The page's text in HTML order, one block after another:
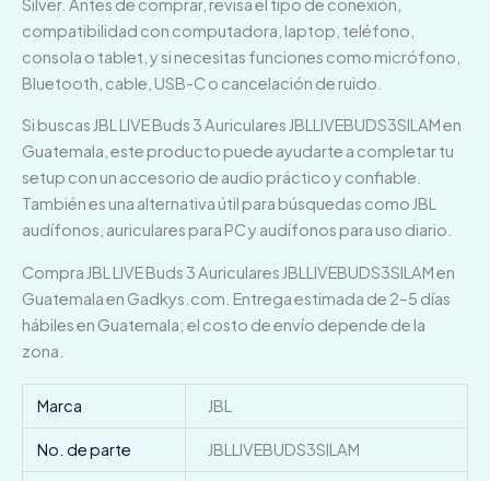
Silver. Antes de comprar, revisa el tipo de conexión,
compatibilidad con computadora, laptop, teléfono,
consola o tablet, y si necesitas funciones como micrófono,
Bluetooth, cable, USB-C o cancelación de ruido.
Si buscas JBL LIVE Buds 3 Auriculares JBLLIVEBUDS3SILAM en
Guatemala, este producto puede ayudarte a completar tu
setup con un accesorio de audio práctico y confiable.
También es una alternativa útil para búsquedas como JBL
audífonos, auriculares para PC y audífonos para uso diario.
Compra JBL LIVE Buds 3 Auriculares JBLLIVEBUDS3SILAM en
Guatemala en Gadkys.com. Entrega estimada de 2–5 días
hábiles en Guatemala; el costo de envío depende de la
zona.
Marca JBL
No. de parte JBLLIVEBUDS3SILAM